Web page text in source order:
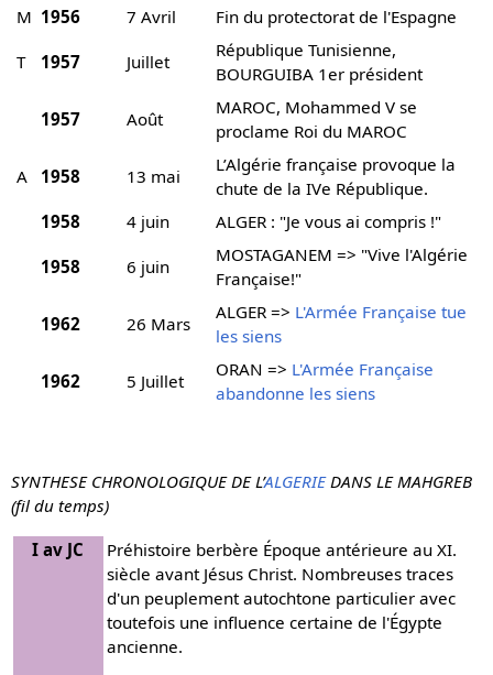
M 1956 7 Avril Fin du protectorat de l'Espagne
T 1957 Juillet
République Tunisienne,
BOURGUIBA 1er président
1957 Août
MAROC, Mohammed V se
proclame Roi du MAROC
A 1958 13 mai
L’Algérie française provoque la
chute de la IVe République.
1958
4 juin ALGER : "Je vous ai compris !"
1958 6 juin
MOSTAGANEM => "Vive l'Algérie
Française!"
1962 26 Mars
ALGER => L'Armée Française tue
les siens
1962 5 Juillet
ORAN => L'Armée Française
abandonne les siens
SYNTHESE CHRONOLOGIQUE DE L’ALGERIEDANS LE MAHGREB
(fil du temps)
I av JC
Préhistoire berbère Époque antérieure au XI.
siècle avant Jésus Christ. Nombreuses traces
d'un peuplement autochtone particulier avec
toutefois une influence certaine de l'Égypte
ancienne.